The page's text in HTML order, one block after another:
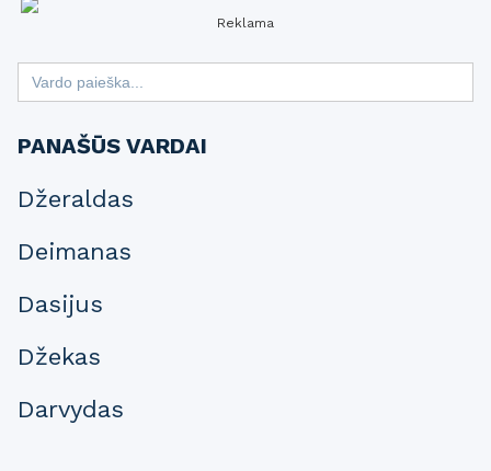
Reklama
Search
for:
PANAŠŪS VARDAI
Džeraldas
Deimanas
Dasijus
Džekas
Darvydas